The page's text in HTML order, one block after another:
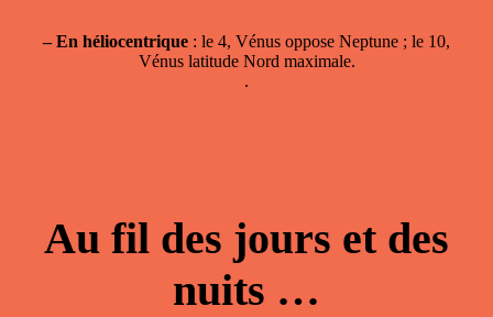
– En héliocentrique : le 4, Vénus oppose Neptune ; le 10,
Vénus latitude Nord maximale.
.
Au fil des jours et des
nuits …